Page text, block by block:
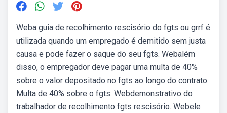
Weba guia de recolhimento rescisório do fgts ou grrf é
utilizada quando um empregado é demitido sem justa
causa e pode fazer o saque do seu fgts. Webalém
disso, o empregador deve pagar uma multa de 40%
sobre o valor depositado no fgts ao longo do contrato.
Multa de 40% sobre o fgts: Webdemonstrativo do
trabalhador de recolhimento fgts rescisório. Webele